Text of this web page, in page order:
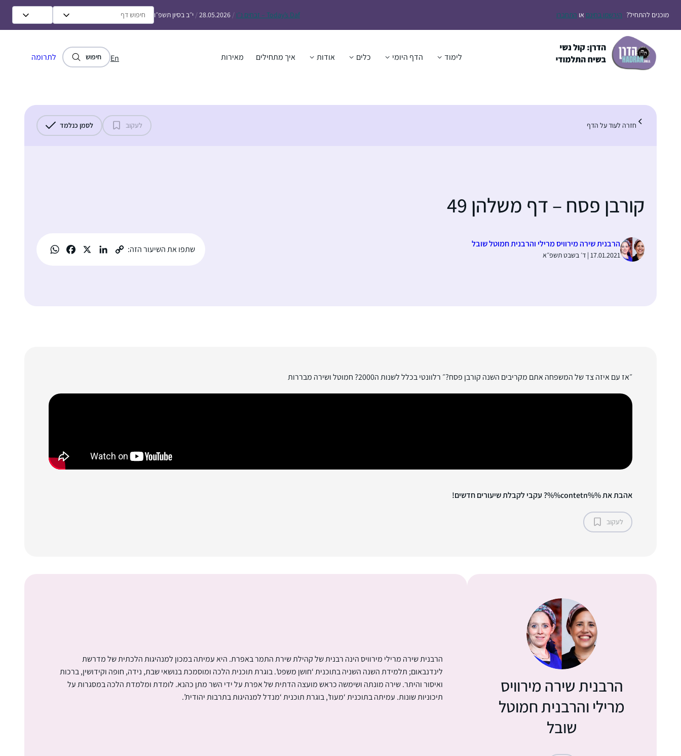
לתוכןמוכנים להתחיל? הירשמו בחינם או התחברו Today’s Daf – זבחים נ״ו /
28.05.2026
/ י״ב בסיון תשפ״ו
לימוד הדף היומי כלים אודות איך מתחילים מאירות En חיפוש לתרומה
חזרה לעוד על הדף לעקוב לסמן כנלמד
קורבן פסח – דף משלהן 49
הרבנית שירה מירוויס מרילי והרבנית חמוטל שובל
17.01.2021 | ד׳ בשבט תשפ״א
שתפו את השיעור הזה:
״אז עם איזה צד של המשפחה אתם מקריבים השנה קורבן פסח?״ רלוונטי בכלל לשנות ה2000? חמוטל ושירה מבררות
אהבת את %%contetn%%? עקבי לקבלת שיעורים חדשים!
לעקוב
הרבנית שירה מירוויס
מרילי והרבנית חמוטל
שובל
הרבנית שירה מרילי מירוויס הינה רבנית של קהילת שירת התמר באפרת. היא עמיתה במכון למנהיגות הלכתית של מדרשת
לינדנבאום; תלמידת השנה השניה בתוכנית ‘חושן משפט’. בוגרת תוכנית הלכה ומוסמכת בנושאי שבת, נידה, חופה וקידושין, ברכות
ואיסור והיתר. שירה מונתה ושימשה כראש מועצה הדתית של אפרת על ידי השר מתן כהנא. לומדת ומלמדת הלכה במסגרות על
תיכוניות שונות. עמיתה בתוכנית ‘מעוז’, בוגרת תוכנית ‘מנדל למנהיגות בתרבות יהודית’.